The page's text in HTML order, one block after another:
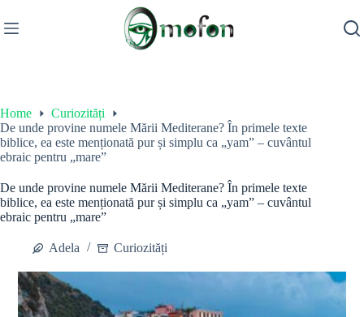
to
content
Home
Curiozități
De unde provine numele Mării Mediterane? În primele texte
biblice, ea este menționată pur și simplu ca „yam” – cuvântul
ebraic pentru „mare”
De unde provine numele Mării Mediterane? În primele texte
biblice, ea este menționată pur și simplu ca „yam” – cuvântul
ebraic pentru „mare”
Adela Curiozități